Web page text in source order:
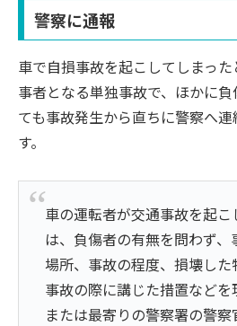
警察に通報
車で自損事故を起こしてしまっ
事者となる単独事故で、ほかに
ても事故発生から直ちに警察へ
す。
車の運転者が交通事故を起こ
は、負傷者の有無を問わず、
場所、事故の程度、損壊した
事故の際に講じた措置など
または最寄りの警察署の警